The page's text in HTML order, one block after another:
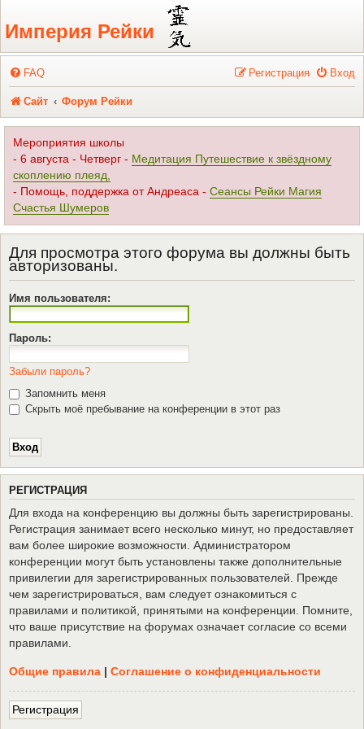
Регистрация
Империя Рейки
FAQ Вход
Регистрация
Сайт Форум Рейки
Мероприятия школы
- 6 августа - Четверг - Медитация Путешествие к звёздному
скоплению плеяд,
- Помощь, поддержка от Андреаса - Сеансы Рейки Магия
Счастья Шумеров
Для просмотра этого форума вы должны быть
авторизованы.
Имя пользователя:
Пароль:
Забыли пароль?
Запомнить меня
Скрыть моё пребывание на конференции в этот раз
РЕГИСТРАЦИЯ
Для входа на конференцию вы должны быть зарегистрированы.
Регистрация занимает всего несколько минут, но предоставляет
вам более широкие возможности. Администратором
конференции могут быть установлены также дополнительные
привилегии для зарегистрированных пользователей. Прежде
чем зарегистрироваться, вам следует ознакомиться с
правилами и политикой, принятыми на конференции. Помните,
что ваше присутствие на форумах означает согласие со всеми
правилами.
Общие правила | Соглашение о конфиденциальности
Регистрация